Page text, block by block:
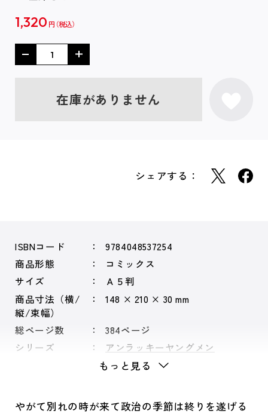
1,320 円
在庫がありません
シェアする：
ISBNコード
9784048537254
商品形態
コミックス
サイズ
Ａ５判
商品寸法（横/
縦/束幅）
148 × 210 × 30 mm
総ページ数
384ページ
シリーズ
アンラッキーヤングメン
もっと見る
やがて別れの時が来て政治の季節は終りを遂げる